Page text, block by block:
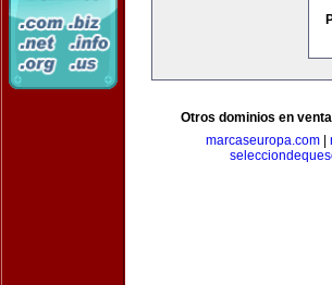
Otros dominios en
marcaseuropa.com|